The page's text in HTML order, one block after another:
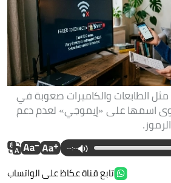
مثل الطابعات والكاميرات صعوبة في
اسمها على «إيموجي» لعدم دعم
--:--
تابع قناة عكاظ على الواتساب